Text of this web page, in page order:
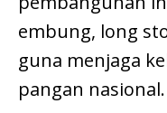
embung, long
guna menjaga
pangan nasional.